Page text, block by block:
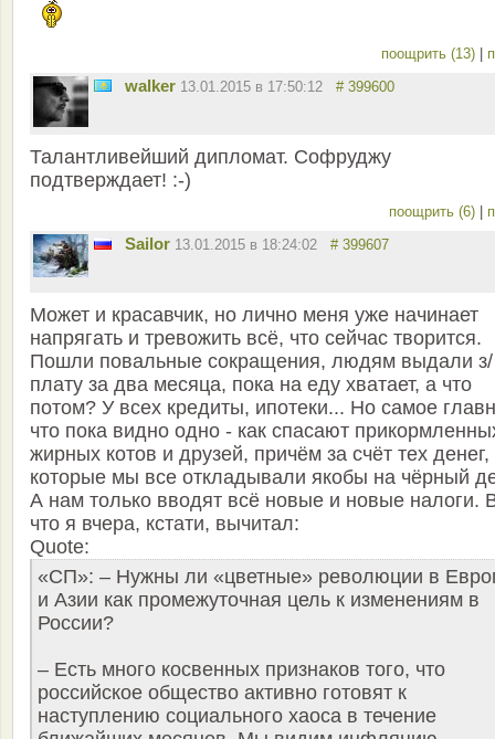
поощрить (13)
walker 13.01.2015 в 17:50:12 # 399600
Талантливейший дипломат. Софруджу
подтверждает! :-)
поощрить (6)
Sailor 13.01.2015 в 18:24:02 # 399607
Может и красавчик, но лично меня уже начинает
напрягать и тревожить всё, что сейчас творится.
Пошли повальные сокращения, людям выдали з/
плату за два месяца, пока на еду хватает, а что
потом? У всех кредиты, ипотеки... Но самое
что пока видно одно - как спасают
жирных котов и друзей, причём за счёт тех денег,
которые мы все откладывали якобы на чёрный
А нам только вводят всё новые и новые налоги.
что я вчера, кстати, вычитал:
Quote:
«СП»: – Нужны ли «цветные» революции в
и Азии как промежуточная цель к изменениям в
России?
– Есть много косвенных признаков того, что
российское общество активно готовят к
наступлению социального хаоса в течение